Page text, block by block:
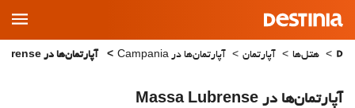
Main
Menu
هتل‌ها آپارتمان آپارتمان‌ها در Campania آپارتمان‌ها در Massa Lubrense
آپارتمان‌ها در Massa Lubrense